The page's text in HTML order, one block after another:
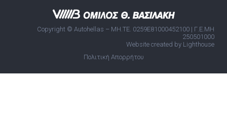
Copyright © Autohellas – ΜΗ.ΤΕ. 0259E81000452100 | Γ.Ε.ΜΗ
250501000
Website created by Lighthouse
Πολιτική Απορρήτου